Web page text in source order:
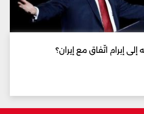
إبرام اتّفاق مع إيران؟